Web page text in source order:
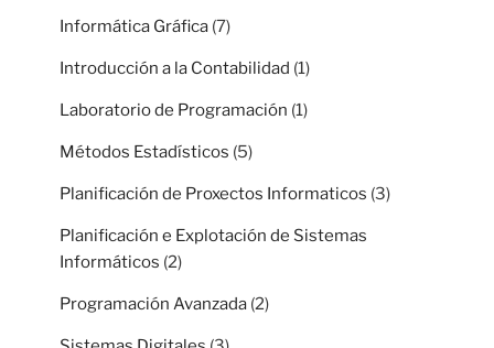
Informática Gráfica (7)
Introducción a la Contabilidad (1)
Laboratorio de Programación (1)
Métodos Estadísticos (5)
Planificación de Proxectos Informaticos (3)
Planificación e Explotación de Sistemas
Informáticos (2)
Programación Avanzada (2)